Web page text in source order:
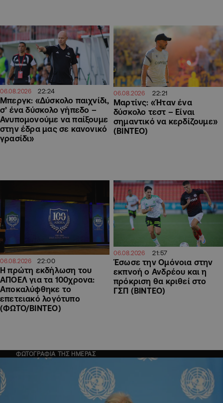
06.08.2026 22:24
Μπεργκ: «Δύσκολο παιχνίδι,
σ’ ένα δύσκολο γήπεδο –
Ανυπομονούμε να παίξουμε
στην έδρα μας σε κανονικό
γρασίδι»
06.08.2026 22:21
Μαρτίνς: «Ήταν ένα
δύσκολο τεστ – Είναι
σημαντικό να κερδίζουμε»
(ΒΙΝΤΕΟ)
06.08.2026 22:00
Η πρώτη εκδήλωση του
ΑΠΟΕΛ για τα 100χρονα:
Αποκαλύφθηκε το
επετειακό λογότυπο
(ΦΩΤΟ/ΒΙΝΤΕΟ)
06.08.2026 21:57
Έσωσε την Ομόνοια στην
εκπνοή ο Ανδρέου και η
πρόκριση θα κριθεί στο
ΓΣΠ (ΒΙΝΤΕΟ)
ΦΩΤΟΓΡΑΦΙΑ ΤΗΣ ΗΜΕΡΑΣ